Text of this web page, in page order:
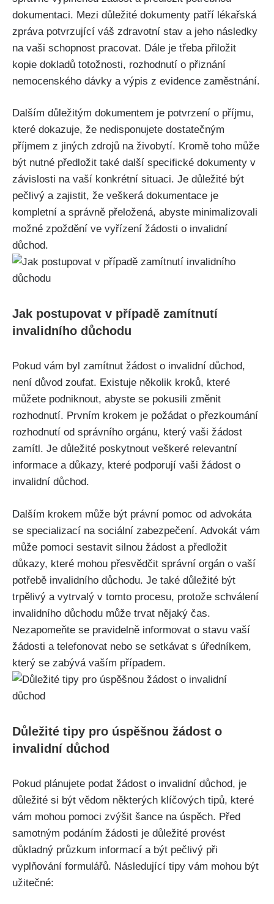
dokumentaci. Mezi důležité dokumenty patří lékařská
zpráva potvrzující váš zdravotní stav a jeho následky
na vaši schopnost pracovat. Dále je třeba přiložit
kopie dokladů totožnosti, rozhodnutí o přiznání
nemocenského dávky a výpis z evidence zaměstnání.
Dalším důležitým dokumentem je potvrzení o příjmu,
které dokazuje, že nedisponujete dostatečným
příjmem z jiných zdrojů na živobytí. Kromě toho může
být nutné předložit také další specifické dokumenty v
závislosti na vaší konkrétní situaci. Je důležité být
pečlivý a zajistit, že veškerá dokumentace je
kompletní a správně přeložená, abyste minimalizovali
možné zpoždění ve vyřízení žádosti o invalidní
důchod.
Jak postupovat v případě zamítnutí
invalidního důchodu
Pokud vám byl zamítnut žádost o invalidní důchod,
není důvod zoufat. Existuje několik kroků, které
můžete podniknout, abyste se pokusili změnit
rozhodnutí. Prvním krokem je požádat o přezkoumání
rozhodnutí od správního orgánu, který vaši žádost
zamítl. Je důležité poskytnout veškeré relevantní
informace a důkazy, které podporují vaši žádost o
invalidní důchod.
Dalším krokem může být právní pomoc od advokáta
se specializací na sociální zabezpečení. Advokát vám
může pomoci sestavit silnou žádost a předložit
důkazy, které mohou přesvědčit správní orgán o vaší
potřebě invalidního důchodu. Je také důležité být
trpělivý a vytrvalý v tomto procesu, protože schválení
invalidního důchodu může trvat nějaký čas.
Nezapomeňte se pravidelně informovat o stavu vaší
žádosti a telefonovat nebo se setkávat s úředníkem,
který se zabývá vaším případem.
Důležité tipy pro úspěšnou žádost o
invalidní důchod
Pokud plánujete podat žádost o invalidní důchod, je
důležité si být vědom některých klíčových tipů, které
vám mohou pomoci zvýšit šance na úspěch. Před
samotným podáním žádosti je důležité provést
důkladný průzkum informací a být pečlivý při
vyplňování formulářů. Následující tipy vám mohou být
užitečné: